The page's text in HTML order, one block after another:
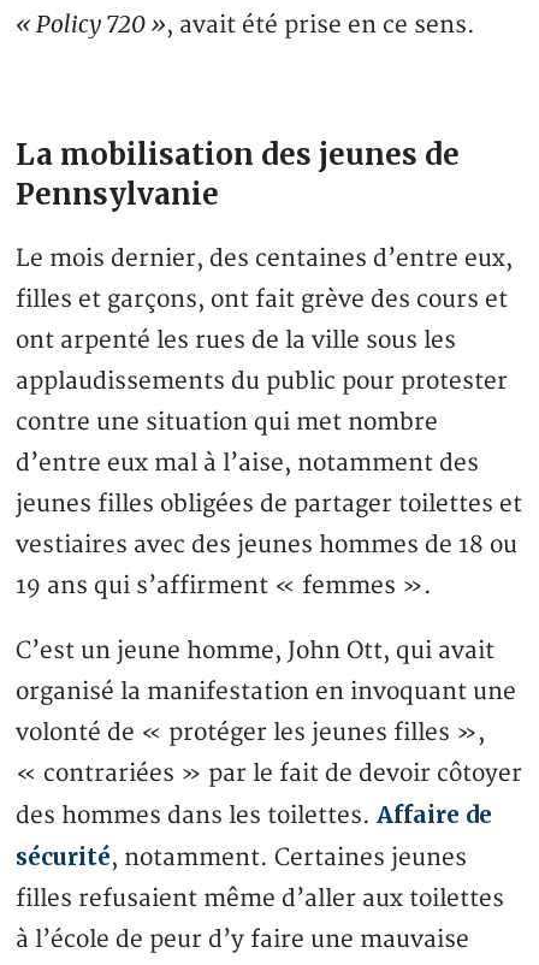
« Policy 720 », avait été prise en ce sens.
La mobilisation des jeunes de
Pennsylvanie
Le mois dernier, des centaines d’entre eux,
filles et garçons, ont fait grève des cours et
ont arpenté les rues de la ville sous les
applaudissements du public pour protester
contre une situation qui met nombre
d’entre eux mal à l’aise, notamment des
jeunes filles obligées de partager toilettes et
vestiaires avec des jeunes hommes de 18 ou
19 ans qui s’affirment « femmes ».
C’est un jeune homme, John Ott, qui avait
organisé la manifestation en invoquant une
volonté de « protéger les jeunes filles »,
« contrariées » par le fait de devoir côtoyer
des hommes dans les toilettes.Affaire de
sécurité, notamment. Certaines jeunes
filles refusaient même d’aller aux toilettes
à l’école de peur d’y faire une mauvaise